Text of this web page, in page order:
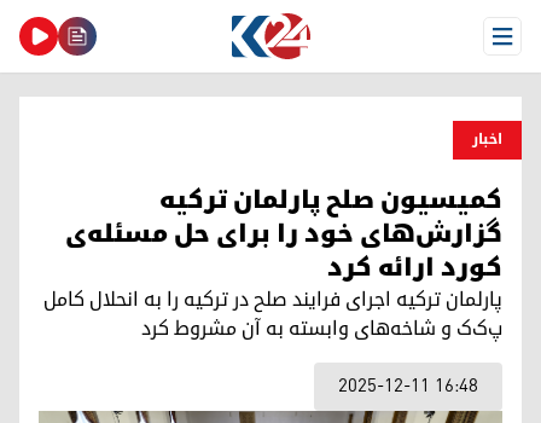
Open Menu
اخبار
کمیسیون صلح پارلمان ترکیه
گزارش‌های خود را برای حل مسئله‌ی
کورد ارائه کرد
پارلمان ترکیە اجرای فرایند صلح در ترکیه را بە انحلال کامل
پ‌ک‌ک و شاخه‌های وابسته به آن مشروط کرد
2025-12-11 16:48